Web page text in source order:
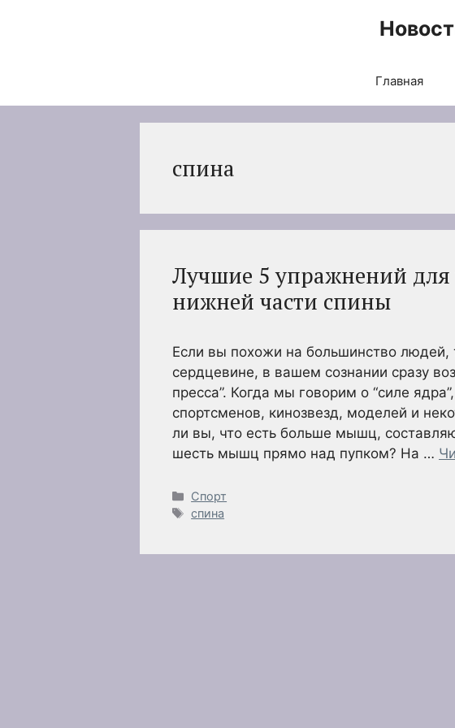
Главная
спина
Лучшие 5 упражнений для
нижней части спины
Если вы похожи на большинство людей,
сердцевине, в вашем сознании сразу
пресса”. Когда мы говорим о “силе
спортсменов, кинозвезд, моделей и
ли вы, что есть больше мышц,
шесть мышц прямо над пупком? На …
Рубрики
Спорт
Метки
спина